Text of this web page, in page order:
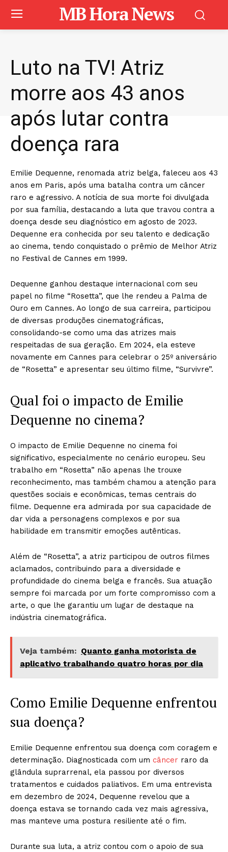
MB Hora News
Luto na TV! Atriz
morre aos 43 anos
após lutar contra
doença rara
Emilie Dequenne, renomada atriz belga, faleceu aos 43
anos em Paris, após uma batalha contra um câncer
raro e agressivo. A notícia de sua morte foi divulgada
por sua família, destacando a luta que travou contra a
doença desde seu diagnóstico em agosto de 2023.
Dequenne era conhecida por seu talento e dedicação
ao cinema, tendo conquistado o prêmio de Melhor Atriz
no Festival de Cannes em 1999.
Dequenne ganhou destaque internacional com seu
papel no filme “Rosetta”, que lhe rendeu a Palma de
Ouro em Cannes. Ao longo de sua carreira, participou
de diversas produções cinematográficas,
consolidando-se como uma das atrizes mais
respeitadas de sua geração. Em 2024, ela esteve
novamente em Cannes para celebrar o 25º aniversário
de “Rosetta” e apresentar seu último filme, “Survivre”.
Qual foi o impacto de Emilie
Dequenne no cinema?
O impacto de Emilie Dequenne no cinema foi
significativo, especialmente no cenário europeu. Seu
trabalho em “Rosetta” não apenas lhe trouxe
reconhecimento, mas também chamou a atenção para
questões sociais e econômicas, temas centrais do
filme. Dequenne era admirada por sua capacidade de
dar vida a personagens complexos e por sua
habilidade em transmitir emoções autênticas.
Além de “Rosetta”, a atriz participou de outros filmes
aclamados, contribuindo para a diversidade e
profundidade do cinema belga e francês. Sua atuação
sempre foi marcada por um forte compromisso com a
arte, o que lhe garantiu um lugar de destaque na
indústria cinematográfica.
Veja também: Quanto ganha motorista de
aplicativo trabalhando quatro horas por dia
Como Emilie Dequenne enfrentou
sua doença?
Emilie Dequenne enfrentou sua doença com coragem e
determinação. Diagnosticada com um câncer raro da
glândula suprarrenal, ela passou por diversos
tratamentos e cuidados paliativos. Em uma entrevista
em dezembro de 2024, Dequenne revelou que a
doença estava se tornando cada vez mais agressiva,
mas manteve uma postura resiliente até o fim.
Durante sua luta, a atriz contou com o apoio de sua